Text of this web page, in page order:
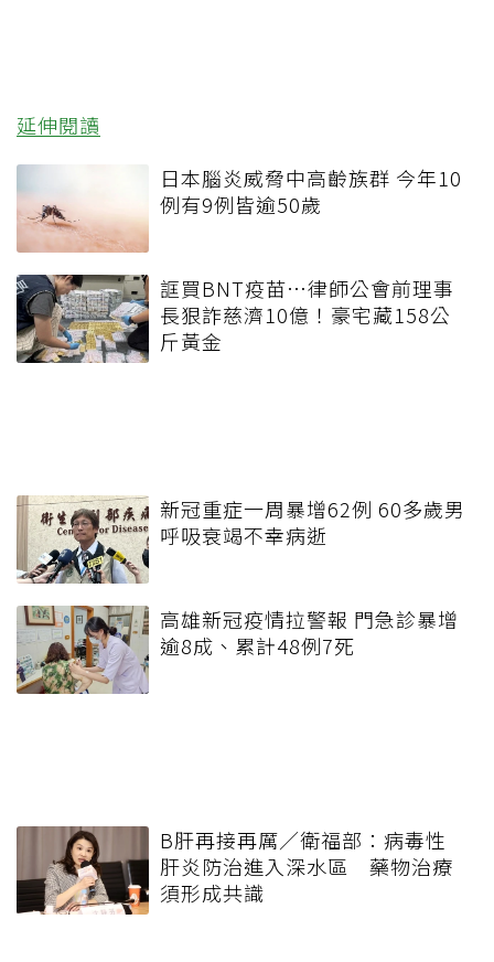
延伸閱讀
日本腦炎威脅中高齡族群 今年10
例有9例皆逾50歲
誆買BNT疫苗…律師公會前理事
長狠詐慈濟10億！豪宅藏158公
斤黃金
新冠重症一周暴增62例 60多歲男
呼吸衰竭不幸病逝
高雄新冠疫情拉警報 門急診暴增
逾8成、累計48例7死
B肝再接再厲／衛福部：病毒性
肝炎防治進入深水區 藥物治療
須形成共識